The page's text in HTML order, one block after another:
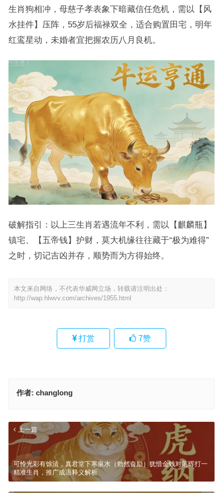
生肖狗相冲，母慈子孝表象下暗藏信任危机，需以【风
水挂件】压阵，55岁后福禄双全，适合购置田宅，明年
红鸾星动，未婚者宜把握农历八月良机。
破解指引：以上三生肖若遇流年不利，需以【麒麟瓶】
镇宅、【五帝钱】护财，莫大机缘往往藏于“极为难得”
之时，切记吉凶并存，顺势而为方得始终。
本文来自网络，不代表华威网立场，转载请注明出处：
http://wap.hlwvv.com/archives/1955.html
打赏 7赞
作者: changlong
上一篇
可怜光彩有馀清，真君堂下寒泉水（勃然奋励）犹惜金钱对落晖打一
精准生肖，推广成语释义解析